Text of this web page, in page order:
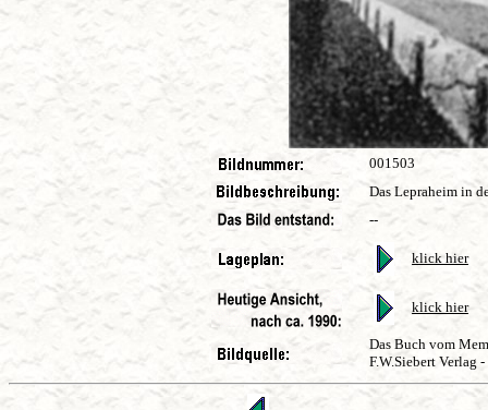
001503
Das Lepraheim in
--
klick hier
klick hier
Das Buch vom
F.W.Siebert Verlag